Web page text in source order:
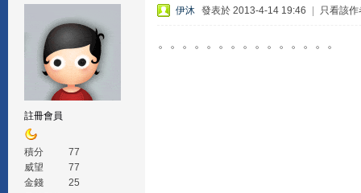
註冊會員
積分
77
威望
77
金錢
25
伊沐 發表於 2013-4-14 19:46 只看該作
。。。。。。。。。。。。。。。